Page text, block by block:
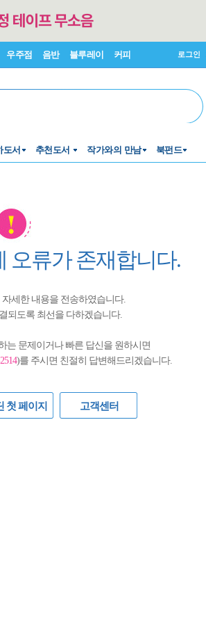
우주점 음반 블루레이 커피 로그인
도서 추천도서 작가와의 만남 북펀드
오류가 존재합니다.
세한 내용을 전송하였습니다.
되도록 최선을 다하겠습니다.
는 문제이거나 빠른 답신을 원하시면
)를 주시면 친절히 답변해드리겠습니다.
첫 페이지 고객센터